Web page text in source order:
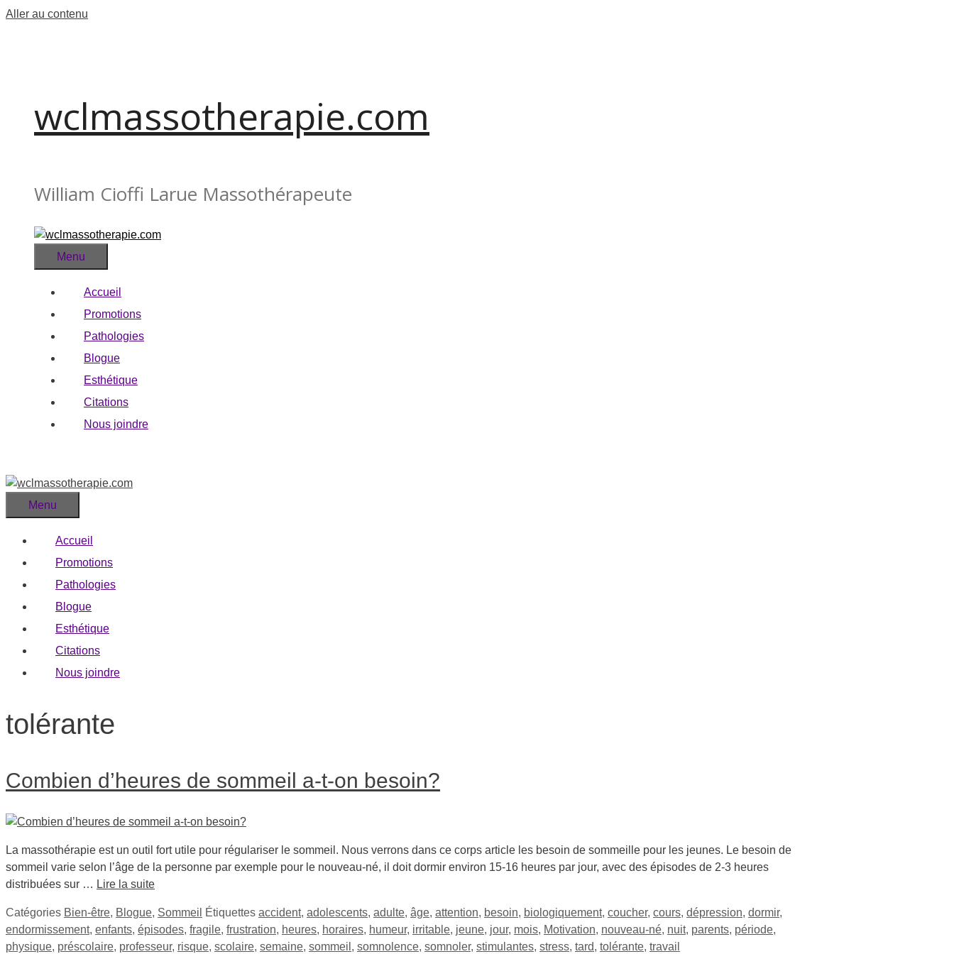
Aller au contenu
wclmassotherapie.com
William Cioffi Larue Massothérapeute
Menu
Accueil
Promotions
Pathologies
Blogue
Esthétique
Citations
Nous joindre
Menu
Accueil
Promotions
Pathologies
Blogue
Esthétique
Citations
Nous joindre
tolérante
Combien d’heures de sommeil a-t-on besoin?
La massothérapie est un outil fort utile pour régulariser le sommeil. Nous verrons dans ce corps article les besoin de sommeille pour les jeunes. Le besoin de
sommeil varie selon l’âge de la personne par exemple pour le nouveau-né, il doit dormir environ 15-16 heures par jour, avec des épisodes de 2-3 heures
distribuées sur … Lire la suite
Catégories Bien-être, Blogue, Sommeil Étiquettes accident, adolescents, adulte, âge, attention, besoin, biologiquement, coucher, cours, dépression, dormir,
endormissement, enfants, épisodes, fragile, frustration, heures, horaires, humeur, irritable, jeune, jour, mois, Motivation, nouveau-né, nuit, parents, période,
physique, préscolaire, professeur, risque, scolaire, semaine, sommeil , somnolence, somnoler, stimulantes, stress, tard, tolérante, travail